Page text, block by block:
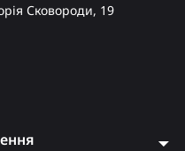
Сковороди, 19